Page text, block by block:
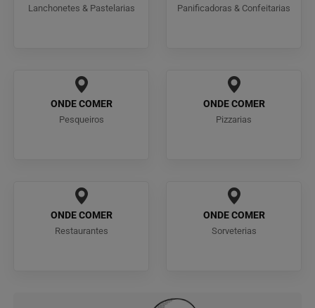
Lanchonetes & Pastelarias Panificadoras & Confeitarias
ONDE COMER
Pesqueiros
ONDE COMER
Pizzarias
ONDE COMER
Restaurantes
ONDE COMER
Sorveterias